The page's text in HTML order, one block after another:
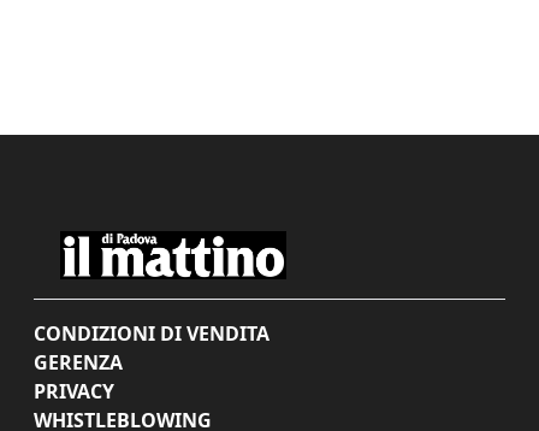
CONDIZIONI DI VENDITA
GERENZA
PRIVACY
WHISTLEBLOWING